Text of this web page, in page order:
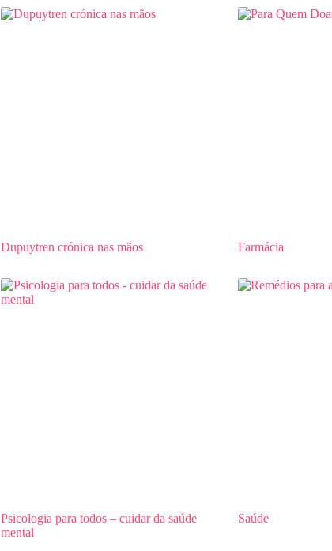
Dupuytren crónica nas mãos Farmácia
Psicologia para todos – cuidar da saúde
mental
Saúde